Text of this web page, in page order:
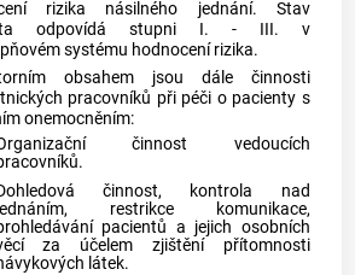
rizika násilného jednání. Stav
odpovídá stupni I. - III. v
systému hodnocení rizika.
obsahem jsou dále činnosti
pracovníků při péči o pacienty s
onemocněním:
činnost vedoucích
činnost, kontrola nad
restrikce komunikace,
pacientů a jejich osobních
za účelem zjištění přítomnosti
látek.